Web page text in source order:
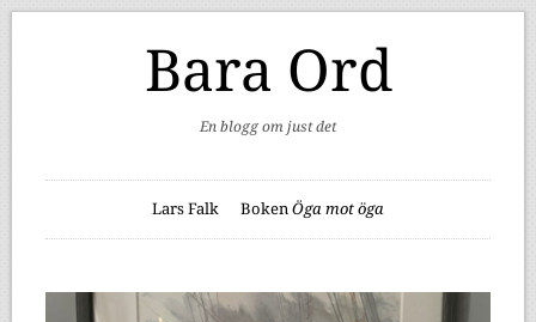
Bara Ord
En blogg om just det
Lars Falk Boken Öga mot öga